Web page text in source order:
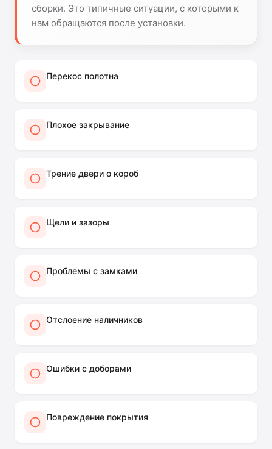
сборки. Это типичные ситуации, с которыми к
нам обращаются после установки.
Перекос полотна
Плохое закрывание
Трение двери о короб
Щели и зазоры
Проблемы с замками
Отслоение наличников
Ошибки с доборами
Повреждение покрытия